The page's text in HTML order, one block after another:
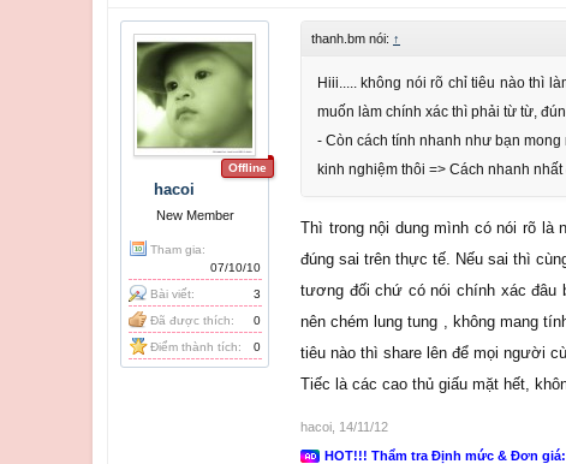
Offline
hacoi
New Member
Tham gia:
07/10/10
Bài viết:
3
Đã được thích:
0
Điểm thành tích:
0
thanh.bm nói: ↑
Hiii..... không nói rõ chỉ tiêu nào thì
muốn làm chính xác thì phải từ từ,
- Còn cách tính nhanh như bạn
kinh nghiệm thôi => Cách nhanh nhất
Thì trong nội dung mình có nói rõ là
đúng sai trên thực tế. Nếu sai thì
tương đối chứ có nói chính xác đâu
nên chém lung tung , không mang
tiêu nào thì share lên để mọi người
Tiếc là các cao thủ giấu mặt hết,
hacoi 14/11/12
HOT!!! Thẩm tra Định mức & Đơn giá: